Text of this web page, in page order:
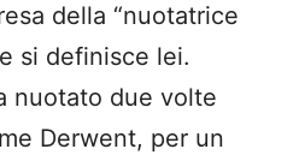
della “nuotatrice
si definisce lei.
nuotato due volte
Derwent, per un